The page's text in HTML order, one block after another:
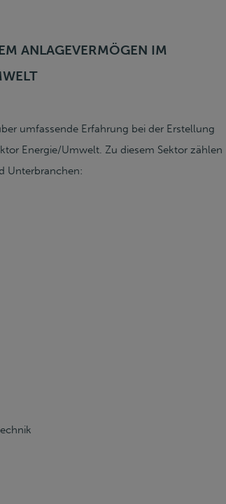
ANLAGEVERMÖGEN IM
umfassende Erfahrung bei der Erstellung
Energie/Umwelt. Zu diesem Sektor zählen
Unterbranchen: